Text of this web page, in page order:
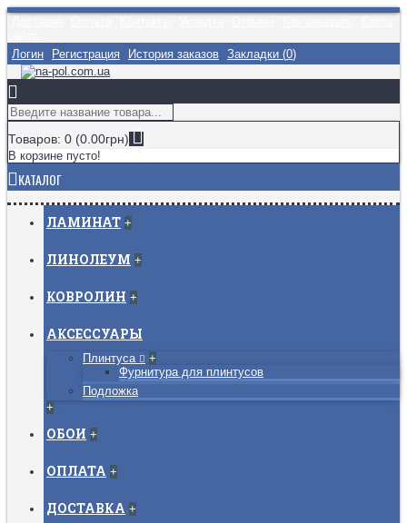
Логин
Регистрация История заказов Закладки (0)
Товаров: 0 (0.00грн)
В корзине пусто!
КАТАЛОГ
ЛАМИНАТ +
ЛИНОЛЕУМ +
КОВРОЛИН +
АКСЕССУАРЫ
Плинтуса
+
Фурнитура для плинтусов
Подложка
+
ОБОИ +
ОПЛАТА +
ДОСТАВКА +